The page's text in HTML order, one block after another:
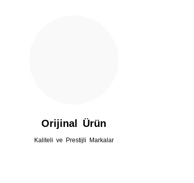
Orijinal Ürün
Kaliteli ve Prestijli Markalar